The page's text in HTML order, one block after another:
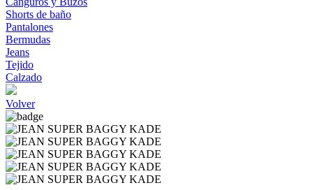
Shorts de baño
Pantalones
Bermudas
Jeans
Tejido
Calzado
Volver